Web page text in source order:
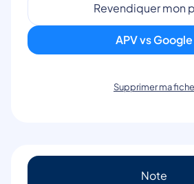
Revendiquer mon
APV vs Google
Supprimer ma fiche
Note